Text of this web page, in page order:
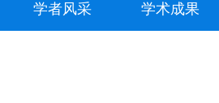
学者风采 学术成果